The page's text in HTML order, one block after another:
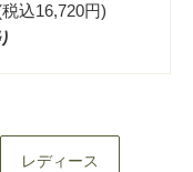
込16,720円)
レディース